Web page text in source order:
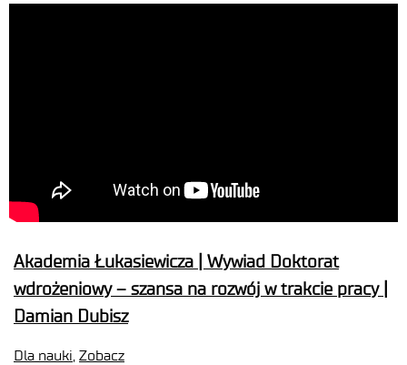
Akademia Łukasiewicza | Wywiad Doktorat
wdrożeniowy – szansa na rozwój w trakcie pracy |
Damian Dubisz
Dla nauki, Zobacz